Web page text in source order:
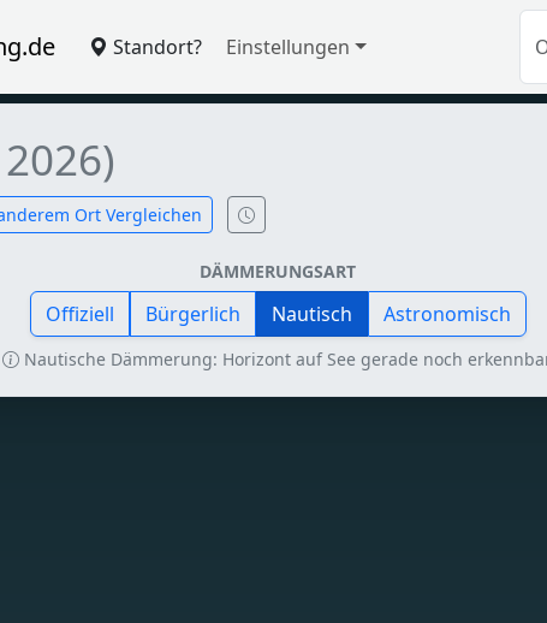
Standort? Einstellungen
Ort Vergleichen
DÄMMERUNGSART
Offiziell Bürgerlich Nautisch Astronomisch
Nautische Dämmerung: Horizont auf See gerade noch